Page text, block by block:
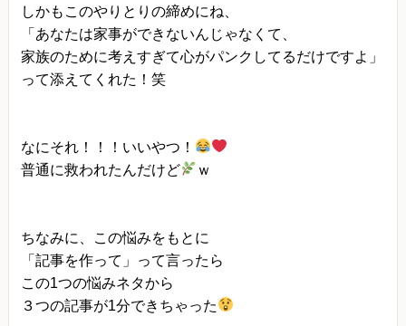
しかもこのやりとりの締めにね、
「あなたは家事ができないんじゃなくて、
家族のために考えすぎて心がパンクしてるだけですよ」
って添えてくれた！笑
なにそれ！！！いいやつ！
普通に救われたんだけど
ｗ
ちなみに、この悩みをもとに
「記事を作って」って言ったら
この1つの悩みネタから
３つの記事が1分できちゃった